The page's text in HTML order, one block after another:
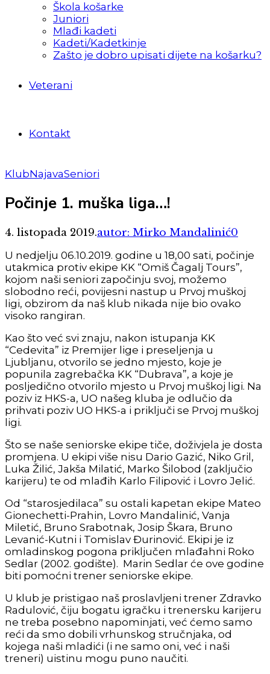
Škola košarke
Juniori
Mlađi kadeti
Kadeti/Kadetkinje
Zašto je dobro upisati dijete na košarku?
Veterani
Kontakt
KlubNajavaSeniori
Počinje 1. muška liga…!
4. listopada 2019.autor: Mirko Mandalinić0
U nedjelju 06.10.2019. godine u 18,00 sati, počinje
utakmica protiv ekipe KK “Omiš Čagalj Tours”,
kojom naši seniori započinju svoj, možemo
slobodno reći, povijesni nastup u Prvoj muškoj
ligi, obzirom da naš klub nikada nije bio ovako
visoko rangiran.
Kao što već svi znaju, nakon istupanja KK
“Cedevita” iz Premijer lige i preseljenja u
Ljubljanu, otvorilo se jedno mjesto, koje je
popunila zagrebačka KK “Dubrava”, a koje je
posljedično otvorilo mjesto u Prvoj muškoj ligi. Na
poziv iz HKS-a, UO našeg kluba je odlučio da
prihvati poziv UO HKS-a i priključi se Prvoj muškoj
ligi.
Što se naše seniorske ekipe tiče, doživjela je dosta
promjena. U ekipi više nisu Dario Gazić, Niko Gril,
Luka Žilić, Jakša Milatić, Marko Šilobod (zaključio
karijeru) te od mlađih Karlo Filipović i Lovro Jelić.
Od “starosjedilaca” su ostali kapetan ekipe Mateo
Gionechetti-Prahin, Lovro Mandalinić, Vanja
Miletić, Bruno Srabotnak, Josip Škara, Bruno
Levanić-Kutni i Tomislav Đurinović. Ekipi je iz
omladinskog pogona priključen mlađahni Roko
Sedlar (2002. godište). Marin Sedlar će ove godine
biti pomoćni trener seniorske ekipe.
U klub je pristigao naš proslavljeni trener Zdravko
Radulović, čiju bogatu igračku i trenersku karijeru
ne treba posebno napominjati, već ćemo samo
reći da smo dobili vrhunskog stručnjaka, od
kojega naši mladići (i ne samo oni, već i naši
treneri) uistinu mogu puno naučiti.